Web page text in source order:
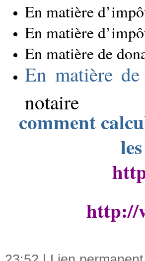
En matière
En matière
En matière de
En matière
notaire
comment
http://